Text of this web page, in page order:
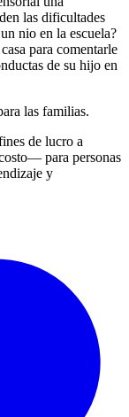
las dificultades
nio en la escuela?
para comentarle
de su hijo en
las familias.
de lucro a
para personas
y